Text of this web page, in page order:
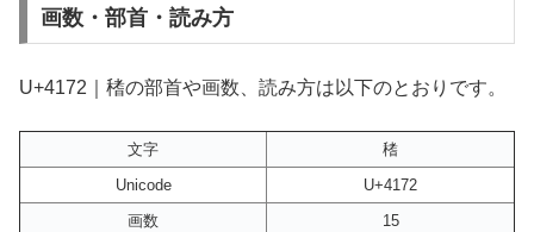
画数・部首・読み方
U+4172｜䅲の部首や画数、読み方は以下のとおりです。
文字
䅲
Unicode
U+4172
画数
15